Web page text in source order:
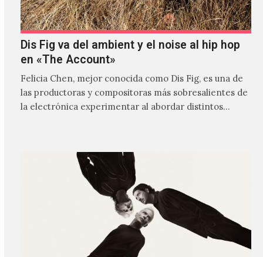
Dis Fig va del ambient y el noise al hip hop
en «The Account»
Felicia Chen, mejor conocida como Dis Fig, es una de
las productoras y compositoras más sobresalientes de
la electrónica experimentar al abordar distintos